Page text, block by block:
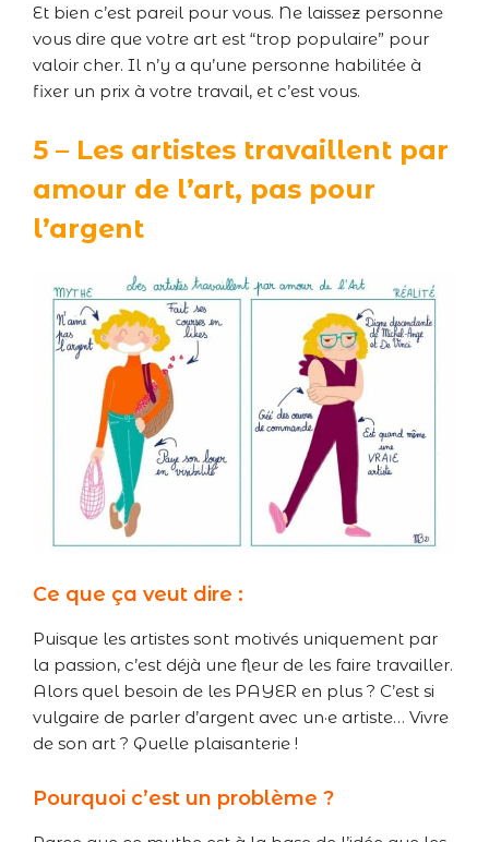
Et bien c’est pareil pour vous. Ne laissez personne
vous dire que votre art est “trop populaire” pour
valoir cher. Il n’y a qu’une personne habilitée à
fixer un prix à votre travail, et c’est vous.
5 – Les artistes travaillent par
amour de l’art, pas pour
l’argent
Ce que ça veut dire :
Puisque les artistes sont motivés uniquement par
la passion, c’est déjà une fleur de les faire travailler.
Alors quel besoin de les PAYER en plus ? C’est si
vulgaire de parler d’argent avec un·e artiste… Vivre
de son art ? Quelle plaisanterie !
Pourquoi c’est un problème ?